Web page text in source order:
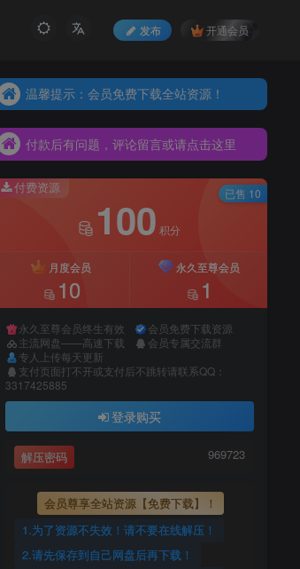
发布 开通会员
温馨提示：会员免费下载全站资源！
温馨提示：会员免费下载全站资源！
付款后有问题，评论留言或请点击这里
付款后有问题，评论留言或请点击这里
付款后有问题，评论留言或请点击这里
付费资源
100 积分
月度会员
10
永久至尊会员
1
永久至尊会员终生有效
会员免费下载资源
主流网盘——高速下载
会员专属交流群
专人上传每天更新
支付页面打不开或支付后不跳转请联系QQ：
3317425885
登录购买
解压密码 969723
会员尊享全站资源【免费下载】！
1.为了资源不失效！请不要在线解压！
2.请先保存到自己网盘后再下载！
已售 10